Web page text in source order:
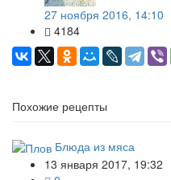
27 ноября 2016, 14:10
4184
Похожие рецепты
Блюда из мяса
13 января 2017, 19:32